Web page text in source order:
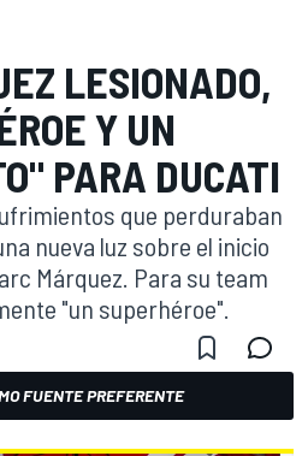
LESIONADO,
Y UN
PARA DUCATI
que perduraban
nueva luz sobre el inicio
Márquez. Para su team
"un superhéroe".
FUENTE PREFERENTE